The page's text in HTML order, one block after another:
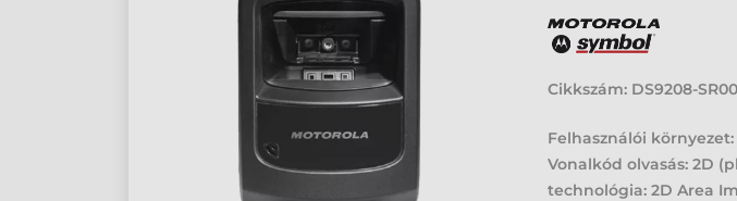
Cikkszám: DS9208-
Felhasználói környezet:
Vonalkód olvasás: 2D
technológia: 2D Area